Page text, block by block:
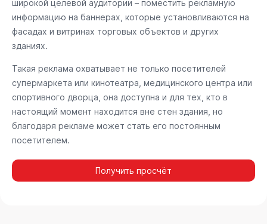
широкой целевой аудитории – поместить рекламную
информацию на баннерах, которые установливаются на
фасадах и витринах торговых объектов и других
зданиях.
Такая реклама охватывает не только посетителей
супермаркета или кинотеатра, медицинского центра или
спортивного дворца, она доступна и для тех, кто в
настоящий момент находится вне стен здания, но
благодаря рекламе может стать его постоянным
посетителем.
Получить просчёт